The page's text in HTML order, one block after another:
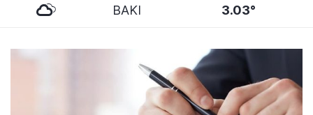
BAKI 3.03°